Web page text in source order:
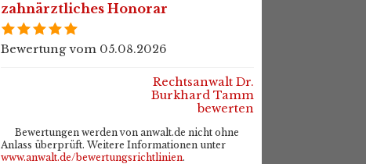
zahnärztliches Honorar
Bewertung vom 05.08.2026
Rechtsanwalt Dr.
Burkhard Tamm
bewerten
Bewertungen werden von anwalt.de nicht ohne
Anlass überprüft. Weitere Informationen unter
www.anwalt.de/bewertungsrichtlinien.